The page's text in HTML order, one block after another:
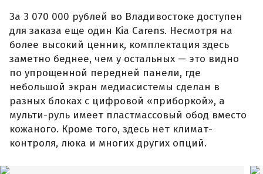
За 3 070 000 рублей во Владивостоке доступен
для заказа еще один Kia Carens. Несмотря на
более высокий ценник, комплектация здесь
заметно беднее, чем у остальных — это видно
по упрощенной передней панели, где
небольшой экран медиасистемы сделан в
разных блоках с цифровой «приборкой», а
мульти-руль имеет пластмассовый обод вместо
кожаного. Кроме того, здесь нет климат-
контроля, люка и многих других опций.